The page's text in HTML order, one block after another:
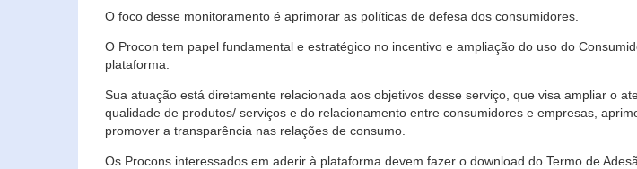
O foco desse monitoramento é aprimorar as políticas de defesa dos consumidores.
O Procon tem papel fundamental e estratégico no incentivo e ampliação do uso do
plataforma.
Sua atuação está diretamente relacionada aos objetivos desse serviço, que visa ampliar o
qualidade de produtos/ serviços e do relacionamento entre consumidores e empresas,
promover a transparência nas relações de consumo.
Os Procons interessados em aderir à plataforma devem fazer o download do Termo de